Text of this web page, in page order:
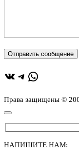
ВКонтакте
Telegram
WhatsApp
Права защищены ©
НАПИШИТЕ НАМ: